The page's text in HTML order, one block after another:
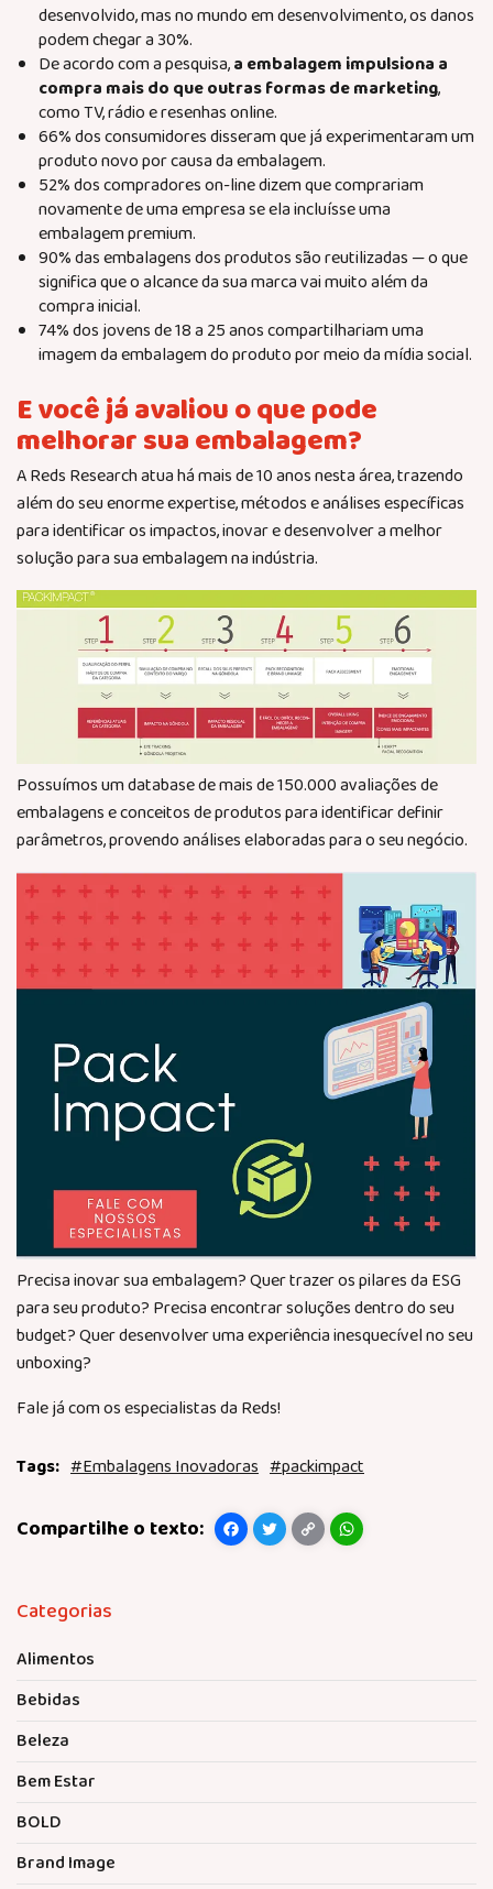
desenvolvido, mas no mundo em desenvolvimento, os danos
podem chegar a 30%.
De acordo com a pesquisa,a embalagem impulsiona a
compra mais do que outras formas de marketing,
como TV, rádio e resenhas online.
66% dos consumidores disseram que já experimentaram um
produto novo por causa da embalagem.
52% dos compradores on-line dizem que comprariam
novamente de uma empresa se ela incluísse uma
embalagem premium.
90% das embalagens dos produtos são reutilizadas — o que
significa que o alcance da sua marca vai muito além da
compra inicial.
74% dos jovens de 18 a 25 anos compartilhariam uma
imagem da embalagem do produto por meio da mídia social.
E você já avaliou o que pode
melhorar sua embalagem?
A Reds Research atua há mais de 10 anos nesta área, trazendo
além do seu enorme expertise, métodos e análises específicas
para identificar os impactos, inovar e desenvolver a melhor
solução para sua embalagem na indústria.
Possuímos um database de mais de 150.000 avaliações de
embalagens e conceitos de produtos para identificar definir
parâmetros, provendo análises elaboradas para o seu negócio.
Precisa inovar sua embalagem? Quer trazer os pilares da ESG
para seu produto? Precisa encontrar soluções dentro do seu
budget? Quer desenvolver uma experiência inesquecível no seu
unboxing?
Fale já com os especialistas da Reds!
#Embalagens Inovadoras #packimpact
Facebook
TwitterCopyWhatsApp
Categorias
Alimentos
Bebidas
Beleza
Bem Estar
BOLD
Brand Image